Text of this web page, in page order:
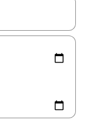
podrás navegar